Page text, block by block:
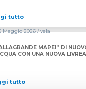
tutto
MAPEI” DI
Maggio 2026/ vela
MAPEI” DI
CON UNA NUOVA LIVREA
tutto